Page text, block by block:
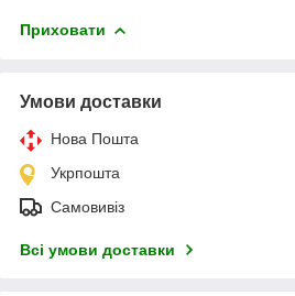
Приховати
Умови доставки
Нова Пошта
Укрпошта
Самовивіз
Всі умови доставки